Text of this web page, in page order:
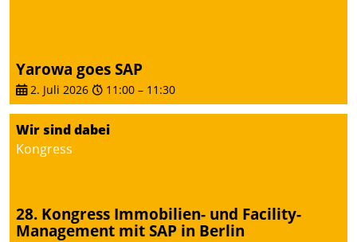
den Weg vom
Mieteranliegen zum
Dienstleisterauftrag.
Yarowa goes SAP
2. Juli 2026 11:00 – 11:30
Wir sind dabei
Kongress
28. Kongress Immobilien- und Facility-
Management mit SAP in Berlin